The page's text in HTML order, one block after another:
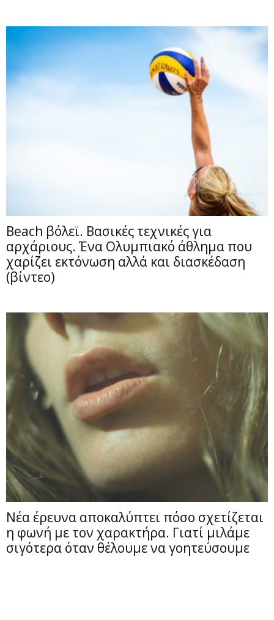
Beach βόλεϊ. Βασικές τεχνικές για
αρχάριους. Ένα Ολυμπιακό άθλημα που
χαρίζει εκτόνωση αλλά και διασκέδαση
(βίντεο)
Νέα έρευνα αποκαλύπτει πόσο σχετίζεται
η φωνή με τον χαρακτήρα. Γιατί μιλάμε
σιγότερα όταν θέλουμε να γοητεύσουμε